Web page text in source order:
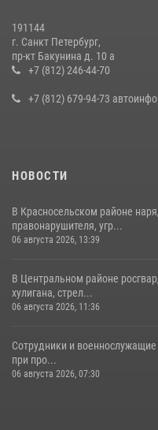
191144
г. Санкт Петербург,
пр-кт Бакунина д. 10 а
+7 (812) 246-44-70
+7 (812) 679-94-73
НОВОСТИ
В Красносельском районе
правонарушителя, угр...
06 августа 2026, 13:39
В Центральном районе
хулигана, стрел...
06 августа 2026, 11:36
Сотрудники и
при про...
06 августа 2026, 07:30